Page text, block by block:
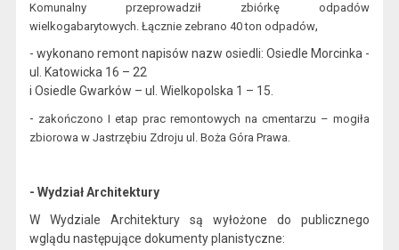
Komunalny przeprowadził zbiórkę odpadów
wielkogabarytowych. Łącznie zebrano 40 ton odpadów,
- wykonano remont napisów nazw osiedli: Osiedle Morcinka -
ul. Katowicka 16 – 22
i Osiedle Gwarków – ul. Wielkopolska 1 – 15.
- zakończono I etap prac remontowych na cmentarzu – mogiła
zbiorowa w Jastrzębiu Zdroju ul. Boża Góra Prawa
- Wydział Architektury
W Wydziale Architektury są wyłożone do publicznego
wglądu następujące dokumenty planistyczne: